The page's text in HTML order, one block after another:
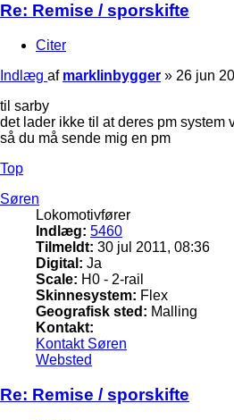
Re: Remise / sporskifte
Citer
Indlæg af marklinbygger » 26 jun
til sarby
det lader ikke til at deres pm system
så du må sende mig en pm
Top
Søren
Lokomotivfører
Indlæg: 5460
Tilmeldt: 30 jul 2011, 08:36
Digital: Ja
Scale: H0 - 2-rail
Skinnesystem: Flex
Geografisk sted: Malling
Kontakt:
Kontakt Søren
Websted
Re: Remise / sporskifte